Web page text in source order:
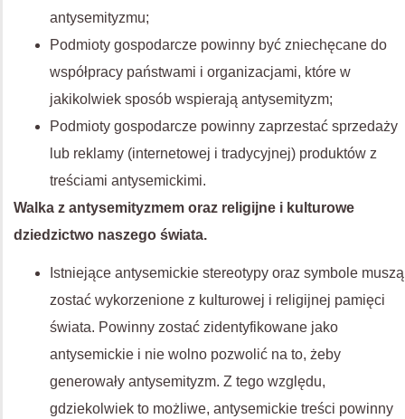
antysemityzmu;
Podmioty gospodarcze powinny być zniechęcane do
współpracy państwami i organizacjami, które w
jakikolwiek sposób wspierają antysemityzm;
Podmioty gospodarcze powinny zaprzestać sprzedaży
lub reklamy (internetowej i tradycyjnej) produktów z
treściami antysemickimi.
Walka z antysemityzmem oraz religijne i kulturowe
dziedzictwo naszego świata.
Istniejące antysemickie stereotypy oraz symbole muszą
zostać wykorzenione z kulturowej i religijnej pamięci
świata. Powinny zostać zidentyfikowane jako
antysemickie i nie wolno pozwolić na to, żeby
generowały antysemityzm. Z tego względu,
gdziekolwiek to możliwe, antysemickie treści powinny